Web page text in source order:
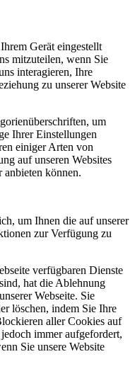
Gerät eingestellt
mitzuteilen, wenn Sie
interagieren, Ihre
zu unserer Website
um
Ihrer Einstellungen
einiger Arten von
auf unseren Websites
können.
um Ihnen die auf unserer
zur Verfügung zu
verfügbaren Dienste
hat die Ablehnung
Webseite. Sie
löschen, indem Sie Ihre
aller Cookies auf
immer aufgefordert,
Sie unsere Website